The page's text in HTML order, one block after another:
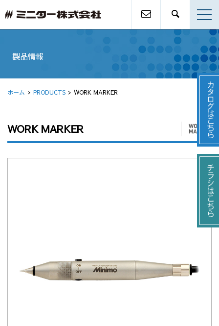
製品情報
ホーム PRODUCTS WORK MARKER
WORK MARKER